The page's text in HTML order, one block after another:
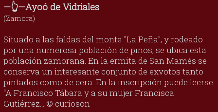
—👆—Ayoó de Vidriales
(Zamora)
Situado a las faldas del monte "La Peña", y rodeado
por una numerosa población de pinos, se ubica esta
población zamorana. En la ermita de San Mamés se
conserva un interesante conjunto de exvotos tanto
pintados como de cera. En la inscripción puede leerse:
“A Francisco Tábara y a su mujer Francisca
Gutiérrez... © curioson